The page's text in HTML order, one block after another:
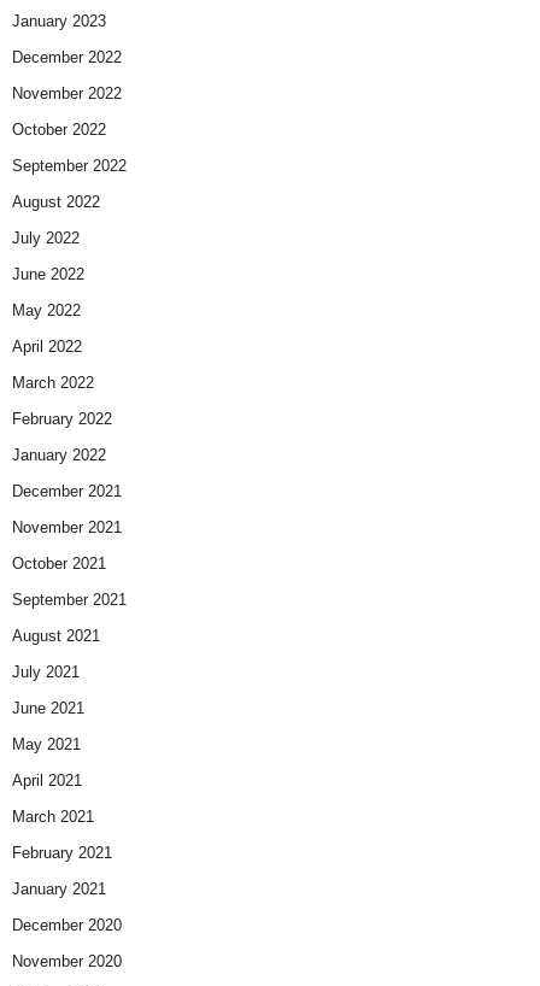
January 2023
December 2022
November 2022
October 2022
September 2022
August 2022
July 2022
June 2022
May 2022
April 2022
March 2022
February 2022
January 2022
December 2021
November 2021
October 2021
September 2021
August 2021
July 2021
June 2021
May 2021
April 2021
March 2021
February 2021
January 2021
December 2020
November 2020